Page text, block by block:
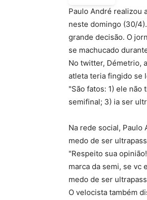
Paulo André realizou
neste domingo (30/
grande decisão. O
se machucado
No twitter, Démetrio,
atleta teria fingido se
"São fatos: 1) ele
semifinal; 3) ia ser
Na rede social,
medo de ser
"Respeito sua
marca da semi, se vc
medo de ser
O velocista também